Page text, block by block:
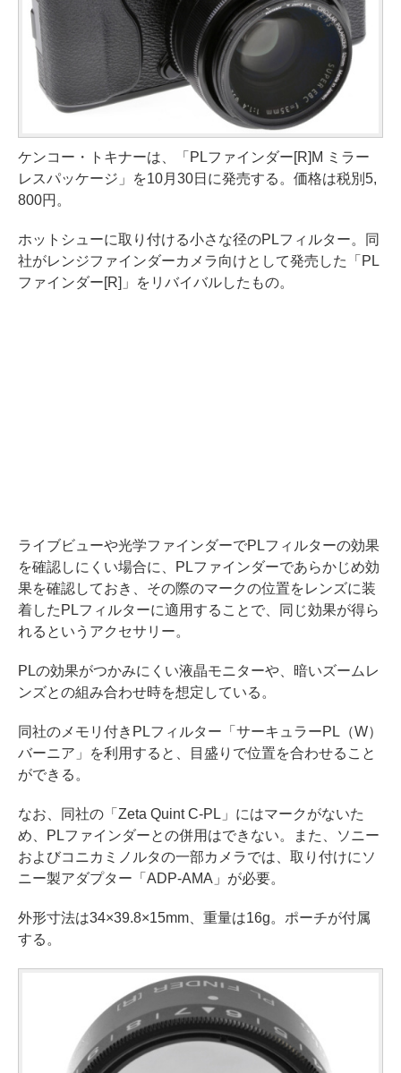
ケンコー・トキナーは、「PLファインダー[R]M ミラー
レスパッケージ」を10月30日に発売する。価格は税別5,
800円。
ホットシューに取り付ける小さな径のPLフィルター。同
社がレンジファインダーカメラ向けとして発売した「PL
ファインダー[R]」をリバイバルしたもの。
ライブビューや光学ファインダーでPLフィルターの効果
を確認しにくい場合に、PLファインダーであらかじめ効
果を確認しておき、その際のマークの位置をレンズに装
着したPLフィルターに適用することで、同じ効果が得ら
れるというアクセサリー。
PLの効果がつかみにくい液晶モニターや、暗いズームレ
ンズとの組み合わせ時を想定している。
同社のメモリ付きPLフィルター「サーキュラーPL（W）
バーニア」を利用すると、目盛りで位置を合わせること
ができる。
なお、同社の「Zeta Quint C-PL」にはマークがないた
め、PLファインダーとの併用はできない。また、ソニー
およびコニカミノルタの一部カメラでは、取り付けにソ
ニー製アダプター「ADP-AMA」が必要。
外形寸法は34×39.8×15mm、重量は16g。ポーチが付属
する。